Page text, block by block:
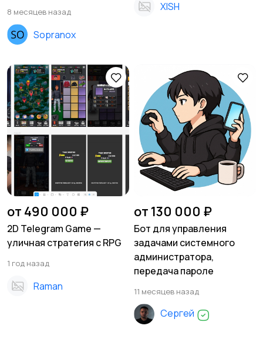
8 месяцев назад
Sopranox
XISH
от 490 000 ₽
2D Telegram Game —
уличная стратегия с RPG
1 год назад
Raman
от 130 000 ₽
Бот для управления
задачами системного
администратора,
передача пароле
11 месяцев назад
Сергей